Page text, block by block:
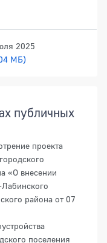
2025
МБ)
публичных
проекта
«О внесении
района от 07
поселения